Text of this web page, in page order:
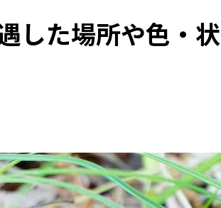
した場所や色・状